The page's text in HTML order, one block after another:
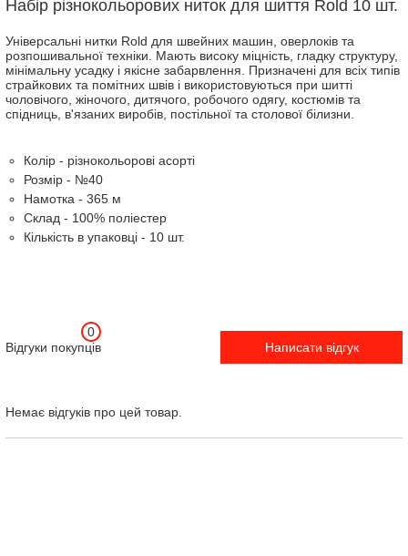
Набір різнокольорових ниток для шиття Rold 10 шт.
Універсальні нитки Rold для швейних машин, оверлоків та
розпошивальної техніки. Мають високу міцність, гладку структуру,
мінімальну усадку і якісне забарвлення. Призначені для всіх типів
страйкових та помітних швів і використовуються при шитті
чоловічого, жіночого, дитячого, робочого одягу, костюмів та
спідниць, в'язаних виробів, постільної та столової білизни.
Колір - різнокольорові асорті
Розмір - №40
Намотка - 365 м
Склад - 100% поліестер
Кількість в упаковці - 10 шт.
Відгуки покупців
0
Написати відгук
Немає відгуків про цей товар.